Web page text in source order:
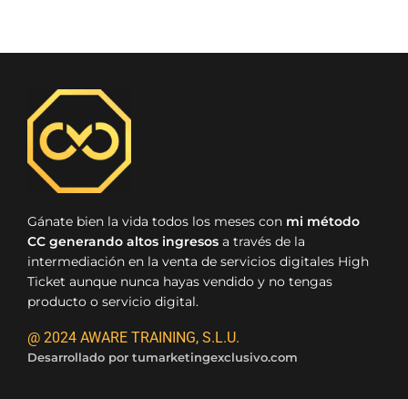
Gánate bien la vida todos los meses con mi método
CC generando altos ingresos a través de la
intermediación en la venta de servicios digitales High
Ticket aunque nunca hayas vendido y no tengas
producto o servicio digital.
@ 2024 AWARE TRAINING, S.L.U.
Desarrollado por tumarketingexclusivo.com